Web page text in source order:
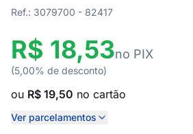
Ref.: 3079700 - 82417
R$ 18,53no PIX
(5,00% de desconto)
ou R$ 19,50 no cartão
Ver parcelamentos